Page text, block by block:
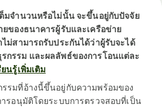
ต็มจำนวนหรือไม่นั้น จะขึ้นอยู่กับปัจจัย
ยของธนาคารผู้รับและเครือข่าย
ม่สามารถรับประกันได้ว่าผู้รับจะได้
กรรม และผลลัพธ์ของการโอนแต่ละ
ยนรู้เพิ่มเติม
รรมที่อ้างนี้ขึ้นอยู่กับความพร้อมของ
รอนุมัติโดยระบบการตรวจสอบที่เป็น